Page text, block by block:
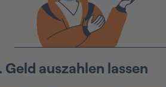
Geld auszahlen lassen